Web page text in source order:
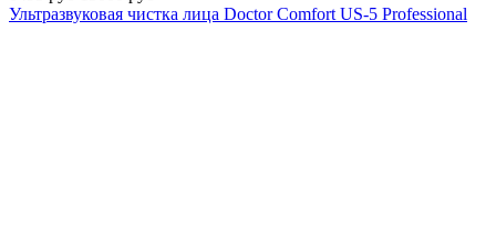
Ультразвуковая чистка лица Doctor Comfort US-5 Professional